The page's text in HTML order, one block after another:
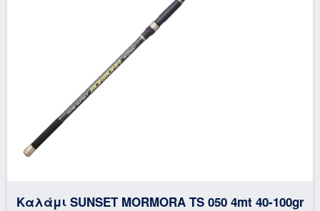
Καλάμι SUNSET MORMORA TS 050 4mt 40-100gr